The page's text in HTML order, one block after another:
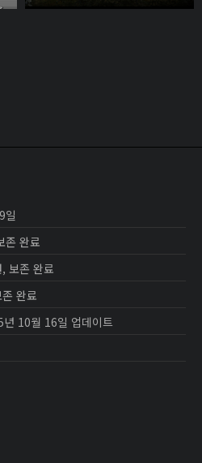
일
존 완료
보존 완료
완료
10월 16일 업데이트